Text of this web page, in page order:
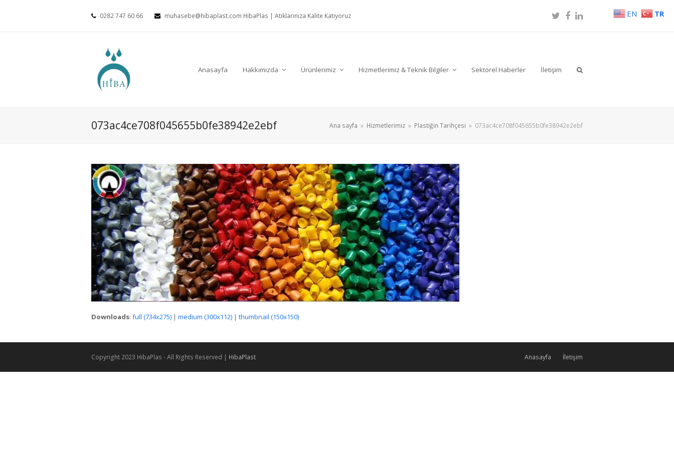
0282 747 60 66 muhasebe@hibaplast.com HibaPlas | Atıklarınıza Kalite Katıyoruz Twitter
Facebook
LinkedIn
Anasayfa Hakkımızda Ürünlerimiz Hizmetlerimiz & Teknik Bilgiler Sektörel Haberler İletişim
073ac4ce708f045655b0fe38942e2ebf Ana sayfa » Hizmetlerimiz » Plastiğin Tarihçesi » 073ac4ce708f045655b0fe38942e2ebf
Downloads: full (734x275) | medium (300x112) | thumbnail (150x150)
Copyright 2023 HibaPlas - All Rights Reserved | HibaPlast Anasayfa İletişim
EN TR